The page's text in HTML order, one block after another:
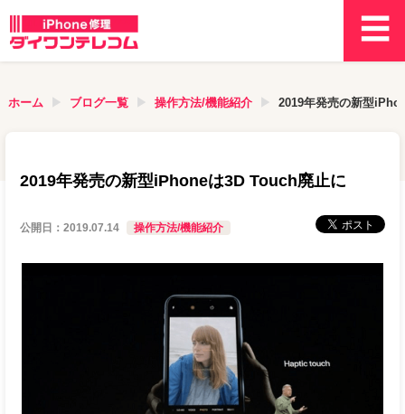
ホーム ブログ一覧 操作方法/機能紹介 2019年発売の新型
2019年発売の新型iPhoneは3D Touch廃止に
公開日：2019.07.14 操作方法/機能紹介